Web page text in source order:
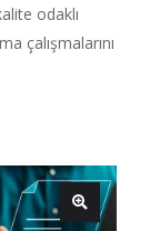
odaklı
çalışmalarını